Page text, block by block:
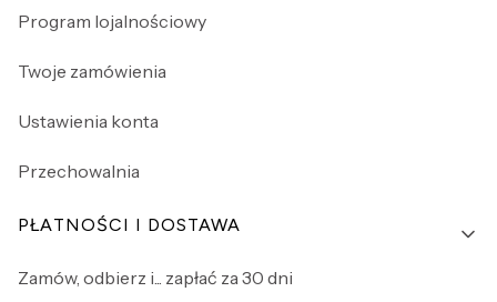
Program lojalnościowy
Twoje zamówienia
Ustawienia konta
Przechowalnia
PŁATNOŚCI I DOSTAWA
Zamów, odbierz i... zapłać za 30 dni